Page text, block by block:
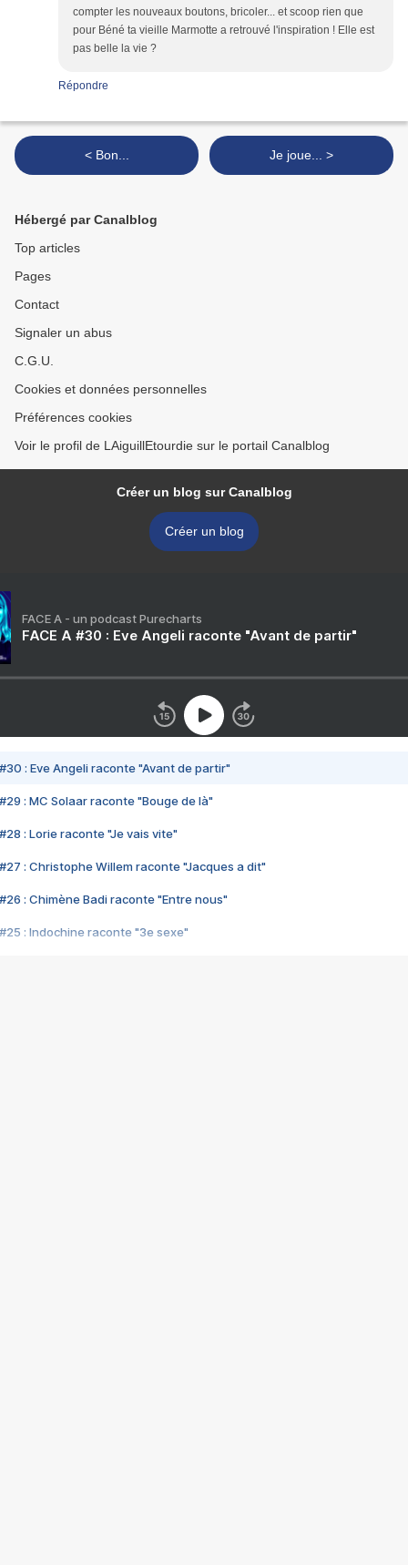
compter les nouveaux boutons, bricoler... et scoop rien que
pour Béné ta vieille Marmotte a retrouvé l'inspiration ! Elle est
pas belle la vie ?
Répondre
< Bon... Je joue... >
Hébergé par Canalblog
Top articles
Pages
Contact
Signaler un abus
C.G.U.
Cookies et données personnelles
Préférences cookies
Voir le profil de LAiguillEtourdie sur le portail Canalblog
Créer un blog sur Canalblog
Créer un blog
FACE A - un podcast Purecharts
FACE A #30 : Eve Angeli raconte "Avant de partir"
#30 : Eve Angeli raconte "Avant de partir"
#29 : MC Solaar raconte "Bouge de là"
#28 : Lorie raconte "Je vais vite"
#27 : Christophe Willem raconte "Jacques a dit"
#26 : Chimène Badi raconte "Entre nous"
#25 : Indochine raconte "3e sexe"